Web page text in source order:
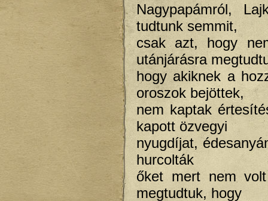
Nagypapámról,
tudtunk semmit,
csak azt, hogy
utánjárásra
hogy akiknek a
oroszok bejöttek,
nem kaptak
kapott özvegyi
nyugdíjat,
hurcolták
őket mert nem
megtudtuk, hogy